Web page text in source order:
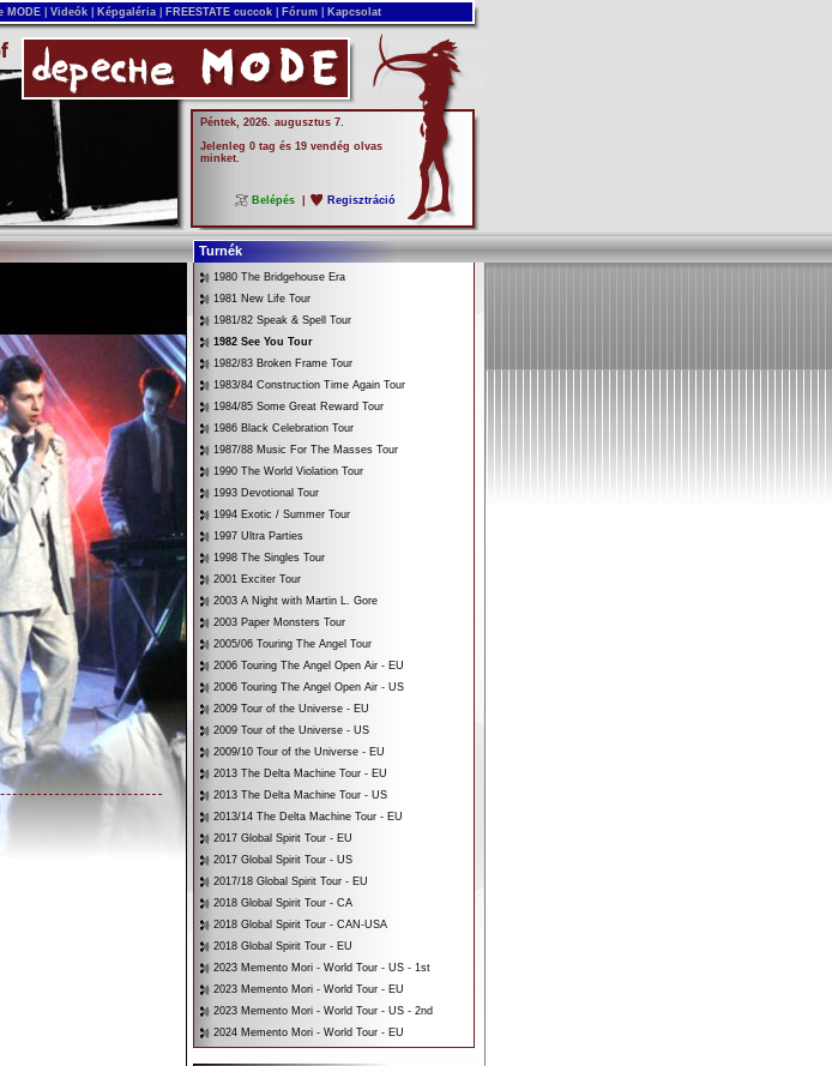
MODE Videók Képgaléria FREESTATE cuccok Fórum Kapcsolat
Péntek, 2026. augusztus 7.
Jelenleg 0 tag és 19 vendég olvas
minket.
Belépés Regisztráció
Turnék
1980 The Bridgehouse Era
1981 New Life Tour
1981/82 Speak & Spell Tour
1982 See You Tour
1982/83 Broken Frame Tour
1983/84 Construction Time Again Tour
1984/85 Some Great Reward Tour
1986 Black Celebration Tour
1987/88 Music For The Masses Tour
1990 The World Violation Tour
1993 Devotional Tour
1994 Exotic / Summer Tour
1997 Ultra Parties
1998 The Singles Tour
2001 Exciter Tour
2003 A Night with Martin L. Gore
2003 Paper Monsters Tour
2005/06 Touring The Angel Tour
2006 Touring The Angel Open Air - EU
2006 Touring The Angel Open Air - US
2009 Tour of the Universe - EU
2009 Tour of the Universe - US
2009/10 Tour of the Universe - EU
2013 The Delta Machine Tour - EU
2013 The Delta Machine Tour - US
2013/14 The Delta Machine Tour - EU
2017 Global Spirit Tour - EU
2017 Global Spirit Tour - US
2017/18 Global Spirit Tour - EU
2018 Global Spirit Tour - CA
2018 Global Spirit Tour - CAN-USA
2018 Global Spirit Tour - EU
2023 Memento Mori - World Tour - US - 1st
2023 Memento Mori - World Tour - EU
2023 Memento Mori - World Tour - US - 2nd
2024 Memento Mori - World Tour - EU